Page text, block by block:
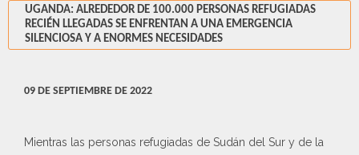
UGANDA: ALREDEDOR DE 100.000 PERSONAS REFUGIADAS
RECIÉN LLEGADAS SE ENFRENTAN A UNA EMERGENCIA
SILENCIOSA Y A ENORMES NECESIDADES
09 DE SEPTIEMBRE DE 2022
Mientras las personas refugiadas de Sudán del Sur y de la